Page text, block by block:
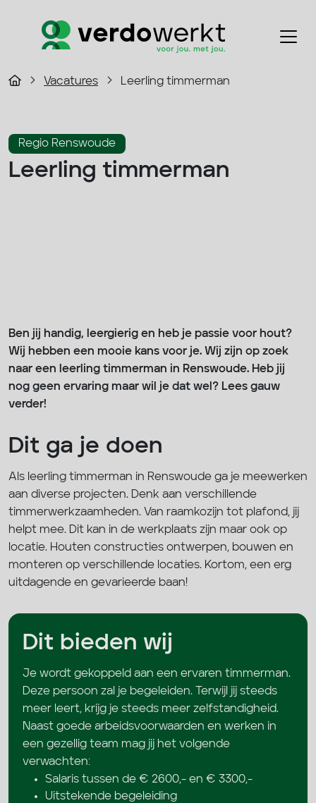
Vacatures Leerling timmerman
Regio Renswoude
Leerling timmerman
Ben jij handig, leergierig en heb je passie voor hout?
Wij hebben een mooie kans voor je. Wij zijn op zoek
naar een leerling timmerman in Renswoude. Heb jij
nog geen ervaring maar wil je dat wel? Lees gauw
verder!
Dit ga je doen
Als leerling timmerman in Renswoude ga je meewerken
aan diverse projecten. Denk aan verschillende
timmerwerkzaamheden. Van raamkozijn tot plafond, jij
helpt mee. Dit kan in de werkplaats zijn maar ook op
locatie. Houten constructies ontwerpen, bouwen en
monteren op verschillende locaties. Kortom, een erg
uitdagende en gevarieerde baan!
Dit bieden wij
Je wordt gekoppeld aan een ervaren timmerman.
Deze persoon zal je begeleiden. Terwijl jij steeds
meer leert, krijg je steeds meer zelfstandigheid.
Naast goede arbeidsvoorwaarden en werken in
een gezellig team mag jij het volgende
verwachten:
Salaris tussen de € 2600,- en € 3300,-
Uitstekende begeleiding